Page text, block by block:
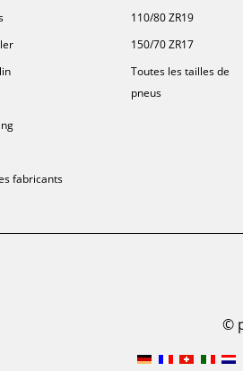
fabricants
110/80 ZR19
150/70 ZR17
Toutes les tailles de
pneus
©